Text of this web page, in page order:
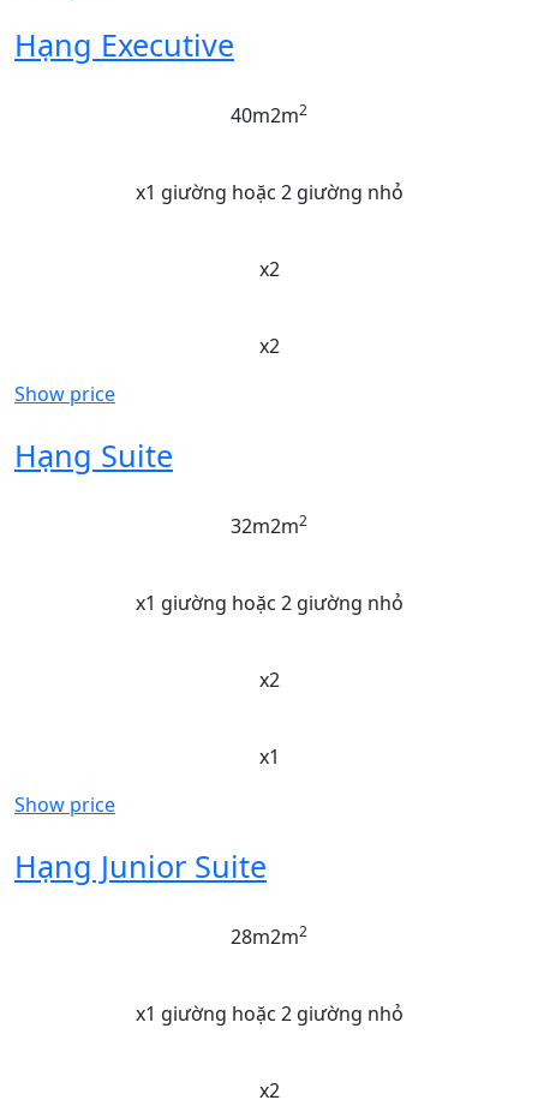
Hạng Executive
40m2m2
x1 giường hoặc 2 giường nhỏ
x2
x2
Show price
Hạng Suite
32m2m2
x1 giường hoặc 2 giường nhỏ
x2
x1
Show price
Hạng Junior Suite
28m2m2
x1 giường hoặc 2 giường nhỏ
x2